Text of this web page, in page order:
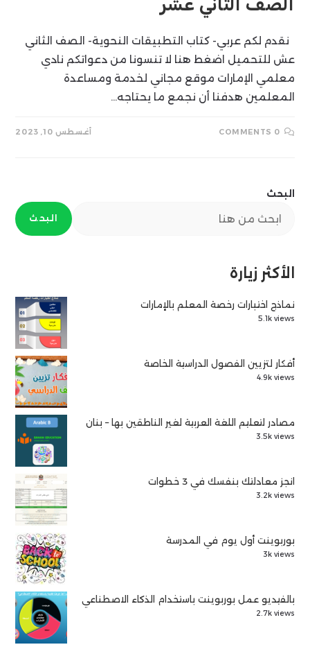
الصف الثاني عشر
نقدم لكم عربي- كتاب التطبيقات النحوية- الصف الثاني
عش للتحميل اضغط هنا لا تنسونا من دعواتكم نادي
معلمي الإمارات موقع مجاني لخدمة ومساعدة
المعلمين هدفنا أن نجمع ما يحتاجه…
0 COMMENTS أغسطس 10, 2023
البحث
البحث
الأكثر زيارة
نماذج اختبارات رخصة المعلم بالإمارات
5.1k views
أفكار لتزيين الفصول الدراسية الخاصة
4.9k views
مصادر لتعليم اللغة العربية لغير الناطقين بها – بنان
3.5k views
انجز معادلتك بنفسك في 3 خطوات
3.2k views
بوربوينت أول يوم في المدرسة
3k views
بالفيديو عمل بوربوينت باستخدام الذكاء الاصطناعي
2.7k views